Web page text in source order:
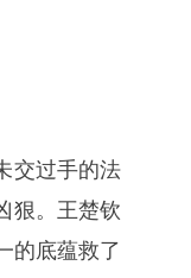
交过手的法
狠。王楚钦
的底蕴救了